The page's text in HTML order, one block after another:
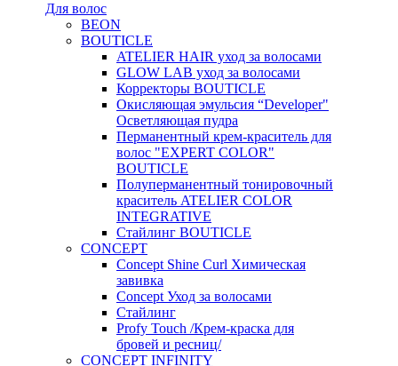
Для волос
BEON
BOUTICLE
ATELIER HAIR уход за волосами
GLOW LAB уход за волосами
Корректоры BOUTICLE
Окисляющая эмульсия “Developer"
Осветляющая пудра
Перманентный крем-краситель для
волос "EXPERT COLOR"
BOUTICLE
Полуперманентный тонировочный
краситель ATELIER COLOR
INTEGRATIVE
Стайлинг BOUTICLE
CONCEPT
Concept Shine Curl Химическая
завивка
Concept Уход за волосами
Стайлинг
Profy Touch /Крем-краска для
бровей и ресниц/
CONCEPT INFINITY